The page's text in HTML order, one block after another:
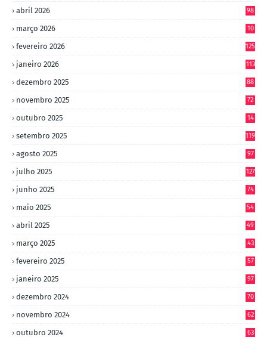
abril 2026 98
março 2026
10
fevereiro 2026 125
janeiro 2026 113
dezembro 2025 88
novembro 2025 72
outubro 2025
14
setembro 2025 119
agosto 2025 97
julho 2025 127
junho 2025 74
maio 2025 54
abril 2025 49
março 2025 43
fevereiro 2025 57
janeiro 2025 97
dezembro 2024 70
novembro 2024 62
outubro 2024 63